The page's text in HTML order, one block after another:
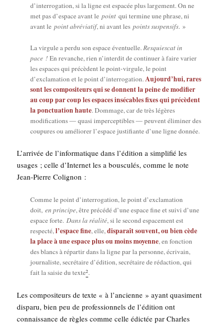
d’interrogation, si la ligne est espa­cée plus lar­ge­ment. On ne
met pas d’espace avant lepoint qui ter­mine une phrase, ni
avant lepoint abré­via­tif, ni avant lespoints sus­pen­sifs. »
La vir­gule a per­du son espace éven­tuelle. Resquies­cat in
pace ! En revanche, rien n’interdit de conti­nuer à faire varier
les espaces qui pré­cèdent le point-vir­gule, le point
d’exclamation et le point d’interrogation. Aujourd’hui, rares
sont les com­po­si­teurs qui se donnent la peine de modi­fier
au coup par coup les espaces insé­cables fixes qui pré­cèdent
la ponc­tua­tion haute. Dom­mage, car de très légères
modi­fi­ca­tions — qua­si imper­cep­tibles — peuvent éli­mi­ner des
cou­pures ou amé­lio­rer l’espace jus­ti­fiante d’une ligne donnée.
L’ar­ri­vée de l’in­for­ma­tique dans l’é­di­tion a sim­pli­fié les
usages ; celle d’In­ter­net les a bous­cu­lés, comme le note
Jean-Pierre Colignon :
Comme le point d’in­ter­ro­ga­tion, le point d’ex­cla­ma­tion
doit,en prin­cipe, être pré­cé­dé d’une espace fine et sui­vi d’une
espace forte.Dans la réa­li­té, si le second espa­ce­ment est
res­pec­té,l’es­pace fine, elle,dis­pa­raît sou­vent, ou bien cède
la place à une espace plus ou moins moyenne, en fonc­tion
des blancs à répar­tir dans la ligne par la per­sonne, écri­vain,
jour­na­liste, secré­taire d’é­di­tion, secré­taire de rédac­tion, qui
fait la sai­sie du texte2.
Les com­po­si­teurs de texte « à l’an­cienne » ayant qua­si­ment
dis­pa­ru, bien peu de pro­fes­sion­nels de l’é­di­tion ont
connais­sance de règles comme celle édic­tée par Charles